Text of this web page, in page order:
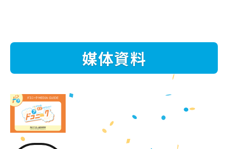
媒体資料